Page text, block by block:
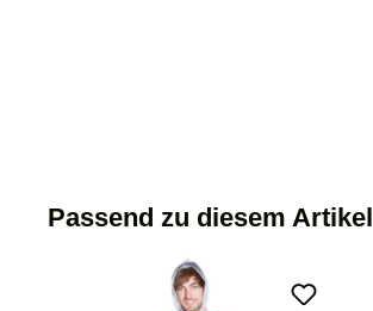
Passend zu diesem Artikel